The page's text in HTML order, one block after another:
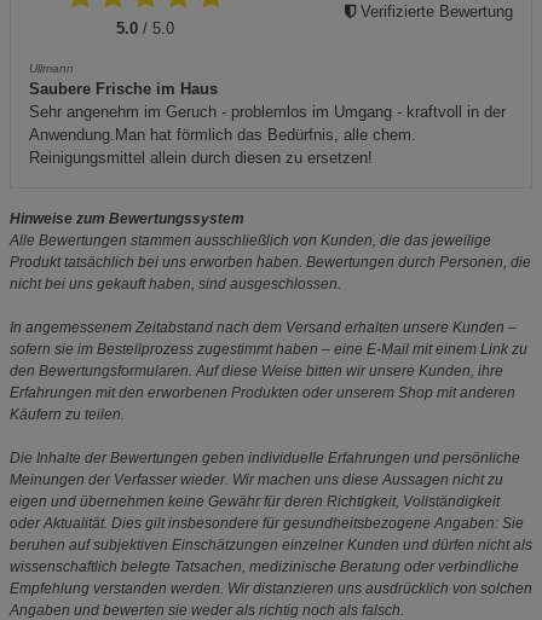
5.0 / 5.0
Ullmann
Saubere Frische im Haus
Sehr angenehm im Geruch - problemlos im Umgang - kraftvoll in der
Anwendung.Man hat förmlich das Bedürfnis, alle chem.
Reinigungsmittel allein durch diesen zu ersetzen!
Verifizierte Bewertung
Hinweise zum Bewertungssystem
Alle Bewertungen stammen ausschließlich von Kunden, die das jeweilige
Produkt tatsächlich bei uns erworben haben. Bewertungen durch Personen, die
nicht bei uns gekauft haben, sind ausgeschlossen.
In angemessenem Zeitabstand nach dem Versand erhalten unsere Kunden –
sofern sie im Bestellprozess zugestimmt haben – eine E-Mail mit einem Link zu
den Bewertungsformularen. Auf diese Weise bitten wir unsere Kunden, ihre
Erfahrungen mit den erworbenen Produkten oder unserem Shop mit anderen
Käufern zu teilen.
Die Inhalte der Bewertungen geben individuelle Erfahrungen und persönliche
Meinungen der Verfasser wieder. Wir machen uns diese Aussagen nicht zu
eigen und übernehmen keine Gewähr für deren Richtigkeit, Vollständigkeit
oder Aktualität. Dies gilt insbesondere für gesundheitsbezogene Angaben: Sie
beruhen auf subjektiven Einschätzungen einzelner Kunden und dürfen nicht als
wissenschaftlich belegte Tatsachen, medizinische Beratung oder verbindliche
Empfehlung verstanden werden. Wir distanzieren uns ausdrücklich von solchen
Angaben und bewerten sie weder als richtig noch als falsch.